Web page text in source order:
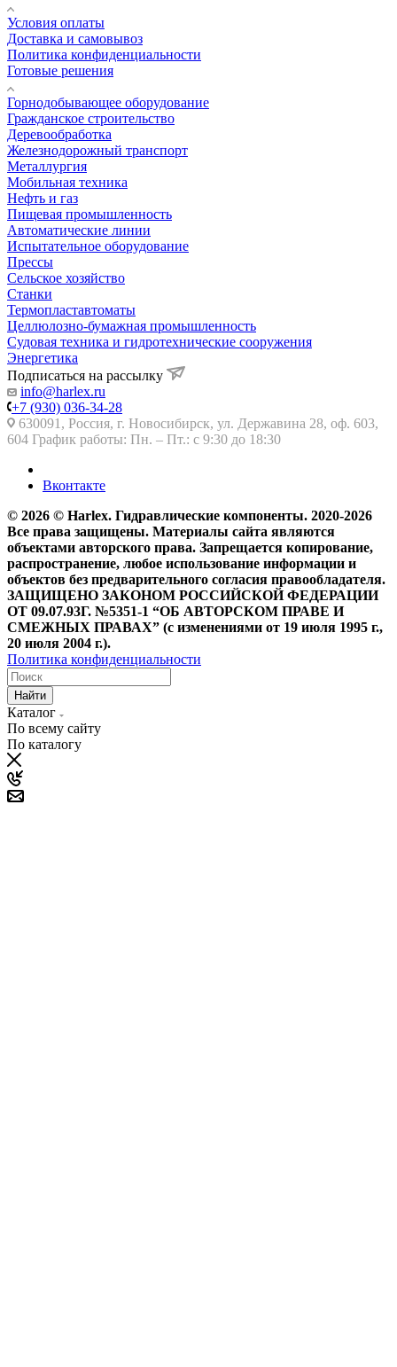
Условия оплаты
Доставка и самовывоз
Политика конфиденциальности
Готовые решения
Горнодобывающее оборудование
Гражданское строительство
Деревообработка
Железнодорожный транспорт
Металлургия
Мобильная техника
Нефть и газ
Пищевая промышленность
Автоматические линии
Испытательное оборудование
Прессы
Сельское хозяйство
Станки
Термопластавтоматы
Целлюлозно-бумажная промышленность
Судовая техника и гидротехнические сооружения
Энергетика
Подписаться на рассылку
info@harlex.ru
+7 (930) 036-34-28
630091, Россия, г. Новосибирск, ул. Державина 28, оф. 603,
604 График работы: Пн. – Пт.: с 9:30 до 18:30
Вконтакте
© 2026 © Harlex. Гидравлические компоненты. 2020-2026
Все права защищены. Материалы сайта являются
объектами авторского права. Запрещается копирование,
распространение, любое использование информации и
объектов без предварительного согласия правообладателя.
ЗАЩИЩЕНО ЗАКОНОМ РОССИЙСКОЙ ФЕДЕРАЦИИ
ОТ 09.07.93Г. №5351-1 “ОБ АВТОРСКОМ ПРАВЕ И
СМЕЖНЫХ ПРАВАХ” (с изменениями от 19 июля 1995 г.,
20 июля 2004 г.).
Политика конфиденциальности
Найти
Каталог
По всему сайту
По каталогу